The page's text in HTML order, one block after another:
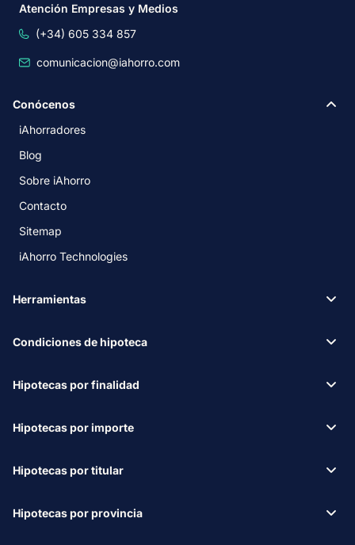
Atención Empresas y Medios
(+34) 605 334 857
comunicacion@iahorro.com
Conócenos
iAhorradores
Blog
Sobre iAhorro
Contacto
Sitemap
iAhorro Technologies
Herramientas
Condiciones de hipoteca
Hipotecas por finalidad
Hipotecas por importe
Hipotecas por titular
Hipotecas por provincia